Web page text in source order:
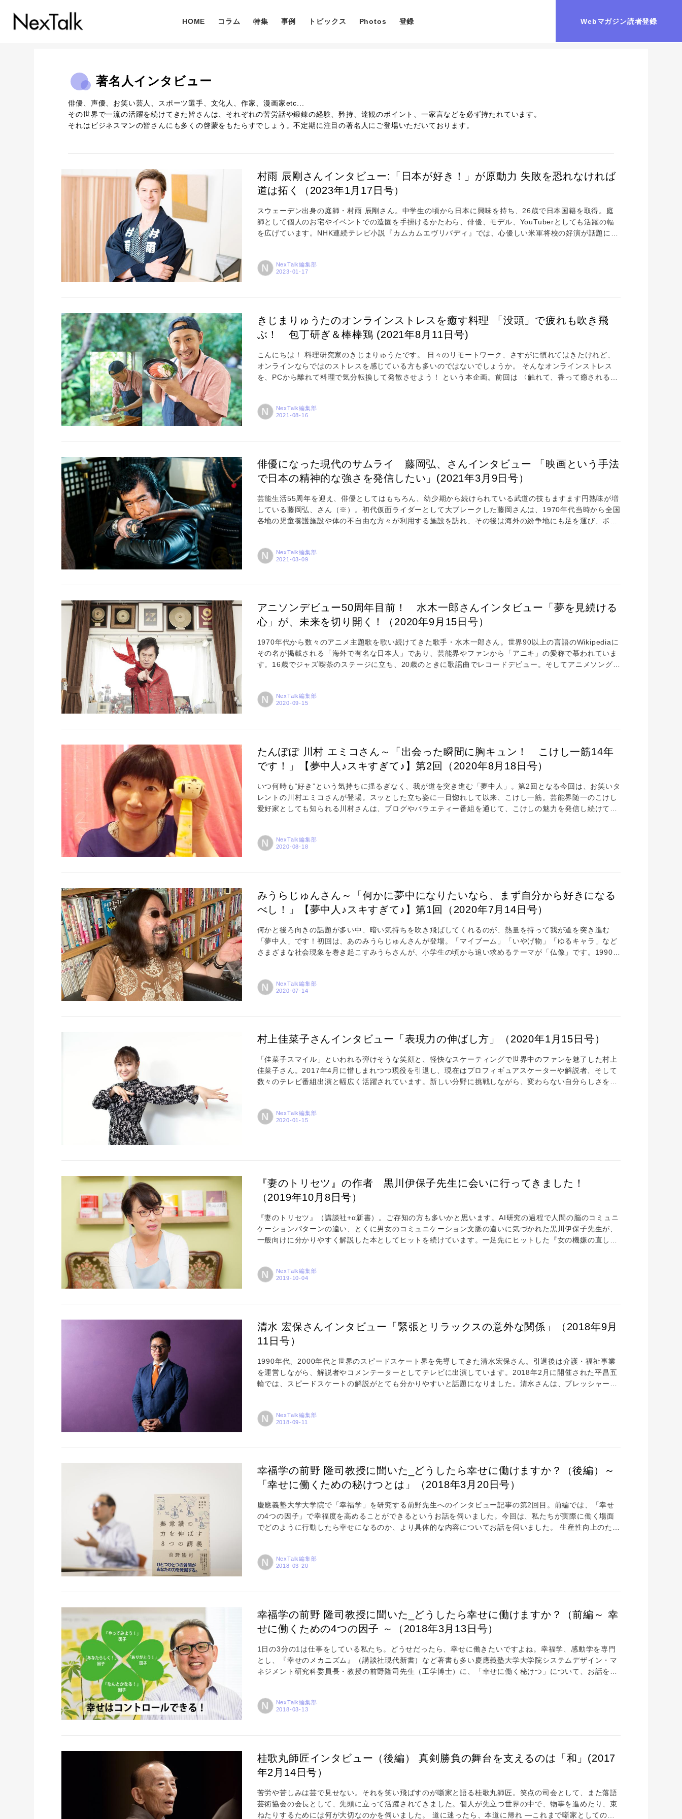
コラム
Photos
運営会社
お問い合わせ
HOME コラム 特集 事例 トピックス Photos 登録 Webマガジン読者登録
著名人インタビュー
俳優、声優、お笑い芸人、スポーツ選手、文化人、作家、漫画家etc...
その世界で一流の活躍を続けてきた皆さんは、それぞれの苦労話や鍛錬の経験、矜持、達観のポイント、一家言などを必ず持たれています。
それはビジネスマンの皆さんにも多くの啓蒙をもたらすでしょう。不定期に注目の著名人にご登場いただいております。
村雨 辰剛さんインタビュー:「日本が好き！」が原動力 失敗を恐れなければ
道は拓く（2023年1月17日号）
スウェーデン出身の庭師・村雨 辰剛さん。中学生の頃から日本に興味を持ち、26歳で日本国籍を取得。庭
師として個人のお宅やイベントでの造園を手掛けるかたわら、俳優、モデル、YouTuberとしても活躍の幅
を広げています。NHK連続テレビ小説『カムカムエヴリバディ』では、心優しい米軍将校の好演が話題に。
ない軌跡がありました。 北欧スウェーデンから日本への思いを馳せた少年時代 ―日本に興味を持ったきっ
かけ...
N NexTalk編集部
きじまりゅうたのオンラインストレスを癒す料理 「没頭」で疲れも吹き飛
ぶ！ 包丁研ぎ＆棒棒鶏 (2021年8月11日号)
こんにちは！ 料理研究家のきじまりゅうたです。 日々のリモートワーク、さすがに慣れてはきたけれど、
オンラインならではのストレスを感じている方も多いのではないでしょうか。 そんなオンラインストレス
を、PCから離れて料理で気分転換して発散させよう！ という本企画。前回は 〈触れて、香って癒される！
ーカスしてみます。包丁研ぎと、よく切れる包丁を使った調理に没頭して、凝り固まった体をリフレッシュ
しまし...
N NexTalk編集部
俳優になった現代のサムライ 藤岡弘、さんインタビュー 「映画という手法
で日本の精神的な強さを発信したい」(2021年3月9日号）
芸能生活55周年を迎え、俳優としてはもちろん、幼少期から続けられている武道の技もますます円熟味が増
している藤岡弘、さん（※）。初代仮面ライダーとして大ブレークした藤岡さんは、1970年代当時から全国
各地の児童養護施設や体の不自由な方々が利用する施設を訪れ、その後は海外の紛争地にも足を運び、ボラ
「未だ完成していない」という意味が込められている。 厳しいしつけを受けて育ち、映画で世界が広がった
－ 幼い...
N NexTalk編集部
アニソンデビュー50周年目前！ 水木一郎さんインタビュー「夢を見続ける
心」が、未来を切り開く！（2020年9月15日号）
1970年代から数々のアニメ主題歌を歌い続けてきた歌手・水木一郎さん。世界90以上の言語のWikipediaに
その名が掲載される「海外で有名な日本人」であり、芸能界やファンから「アニキ」の愛称で慕われていま
す。16歳でジャズ喫茶のステージに立ち、20歳のときに歌謡曲でレコードデビュー。そしてアニメソング
ャズ喫茶のステージから歌謡曲、そしてアニソンへ ——水木一郎さんといえば、「アニソン界の帝...
N NexTalk編集部
たんぽぽ 川村 エミコさん～「出会った瞬間に胸キュン！ こけし一筋14年
です！」【夢中人♪スキすぎて♪】第2回（2020年8月18日号）
いつ何時も“好き”という気持ちに揺るぎなく、我が道を突き進む「夢中人」。第2回となる今回は、お笑いタ
レントの川村エミコさんが登場。スッとした立ち姿に一目惚れして以来、こけし一筋。芸能界随一のこけし
愛好家としても知られる川村さんは、ブログやバラエティー番組を通じて、こけしの魅力を発信し続けてい
Profile 1979年神奈川県生まれ。2008年、白鳥久美子さんと共にお笑いコンビ・たんぽぽを結成。主な...
N NexTalk編集部
みうらじゅんさん～「何かに夢中になりたいなら、まず自分から好きになる
べし！」【夢中人♪スキすぎて♪】第1回（2020年7月14日号）
何かと後ろ向きの話題が多い中、暗い気持ちを吹き飛ばしてくれるのが、熱量を持って我が道を突き進む
「夢中人」です！初回は、あのみうらじゅんさんが登場。「マイブーム」「いやげ物」「ゆるキャラ」など
さまざまな社会現象を巻き起こすみうらさんが、小学生の頃から追い求めるテーマが「仏像」です。1990年
Profile 1958年京都生まれ。武蔵野美術大学在学中に月刊漫画「ガロ」で漫画家デビュー。以来、マルチメ
ディア...
N NexTalk編集部
村上佳菜子さんインタビュー「表現力の伸ばし方」（2020年1月15日号）
「佳菜子スマイル」といわれる弾けそうな笑顔と、軽快なスケーティングで世界中のファンを魅了した村上
佳菜子さん。2017年4月に惜しまれつつ現役を引退し、現在はプロフィギュアスケーターや解説者、そして
数々のテレビ番組出演と幅広く活躍されています。新しい分野に挑戦しながら、変わらない自分らしさを表
手時代はどのような気持ちでスケートに取り組んでいらっしゃいましたか。 体を動かすのが大好きで、子ど
もの頃は...
N NexTalk編集部
『妻のトリセツ』の作者 黒川伊保子先生に会いに行ってきました！
（2019年10月8日号）
『妻のトリセツ』（講談社+α新書）。ご存知の方も多いかと思います。AI研究の過程で人間の脳のコミュニ
ケーションパターンの違い、とくに男女のコミュニケーション文脈の違いに気づかれた黒川伊保子先生が、
一般向けに分かりやすく解説した本としてヒットを続けています。一足先にヒットした『女の機嫌の直し
で、NexTalkの編集部も同行させていただきました。 何故、ITセキュリティー専門サイトが黒川先生に？ ...
N NexTalk編集部
清水 宏保さんインタビュー「緊張とリラックスの意外な関係」（2018年9月
11日号）
1990年代、2000年代と世界のスピードスケート界を先導してきた清水宏保さん。引退後は介護・福祉事業
を運営しながら、解説者やコメンテーターとしてテレビに出演しています。2018年2月に開催された平昌五
輪では、スピードスケートの解説がとても分かりやすいと話題になりました。清水さんは、プレッシャーの
ート界で日本チームが活躍しています。五輪の試合の中で清水さんの解説がとても分かりやすく、スピード
スケー...
N NexTalk編集部
幸福学の前野 隆司教授に聞いた_どうしたら幸せに働けますか？（後編）～
「幸せに働くための秘けつとは」（2018年3月20日号）
慶應義塾大学大学院で「幸福学」を研究する前野先生へのインタビュー記事の第2回目。前編では、「幸せ
の4つの因子」で幸福度を高めることができるというお話を伺いました。今回は、私たちが実際に働く場面
でどのように行動したら幸せになるのか、より具体的な内容についてお話を伺いました。 生産性向上のため
しょうか。 政府が推進する「働き方改革」は、資料をきちんと読めば、「働く人の幸せのための働き方改
革」といった記...
N NexTalk編集部
幸福学の前野 隆司教授に聞いた_どうしたら幸せに働けますか？（前編～ 幸
せに働くための4つの因子 ～（2018年3月13日号）
1日の3分の1は仕事をしている私たち。どうせだったら、幸せに働きたいですよね。幸福学、感動学を専門
とし、『幸せのメカニズム』（講談社現代新書）など著書も多い慶應義塾大学大学院システムデザイン・マ
ネジメント研究科委員長・教授の前野隆司先生（工学博士）に、「幸せに働く秘けつ」について、お話を伺
福学に着目されたのでしょうか。 私はもともとロボットや脳科学の研究者として、ロボットに関する触覚や
心の研究...
N NexTalk編集部
桂歌丸師匠インタビュー（後編） 真剣勝負の舞台を支えるのは「和」(2017
年2月14日号）
苦労や苦しみは芸で見せない。それを笑い飛ばすのが噺家と語る桂歌丸師匠。笑点の司会として、また落語
芸術協会の会長として、先頭に立って活躍されてきました。個人が先立つ世界の中で、物事を進めたり、束
ねたりするためには何が大切なのかを伺いました。 道に迷ったら、本道に帰れ ―これまで噺家としての活